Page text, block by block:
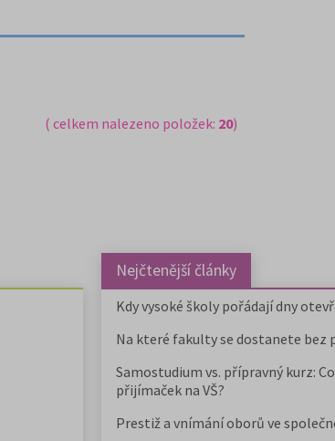
( celkem nalezeno položek: 20)
Nejčtenější články
Kdy vysoké školy pořádají dny
Na které fakulty se dostanete bez
Samostudium vs. přípravný kurz:
přijímaček na VŠ?
Prestiž a vnímání oborů ve